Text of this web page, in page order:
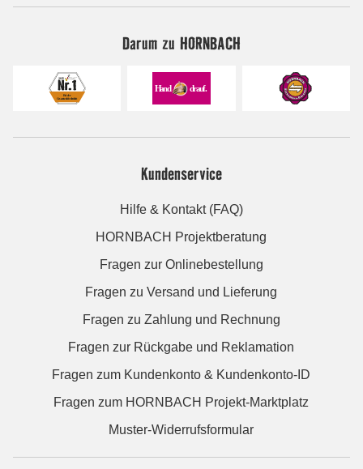
Darum zu HORNBACH
Kundenservice
Hilfe & Kontakt (FAQ)
HORNBACH Projektberatung
Fragen zur Onlinebestellung
Fragen zu Versand und Lieferung
Fragen zu Zahlung und Rechnung
Fragen zur Rückgabe und Reklamation
Fragen zum Kundenkonto & Kundenkonto-ID
Fragen zum HORNBACH Projekt-Marktplatz
Muster-Widerrufsformular